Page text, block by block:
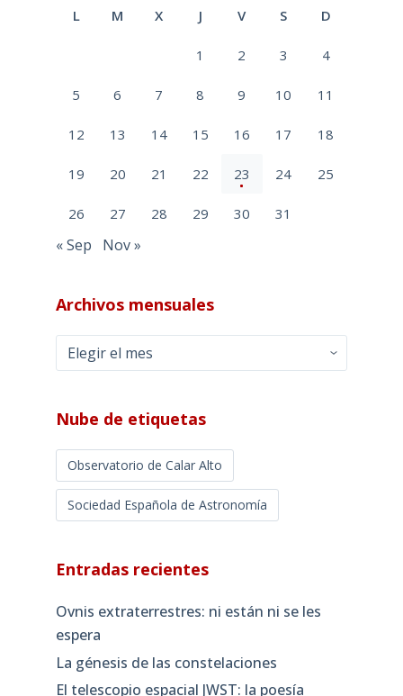
L M X J V S D
1 2 3 4
5 6 7 8 9 10 11
12 13 14 15 16 17 18
19 20 21 22 23 24 25
26 27 28 29 30 31
« Sep Nov »
Archivos mensuales
Archivos
mensuales
Nube de etiquetas
Observatorio de Calar Alto
Sociedad Española de Astronomía
Entradas recientes
Ovnis extraterrestres: ni están ni se les
espera
La génesis de las constelaciones
El telescopio espacial JWST: la poesía